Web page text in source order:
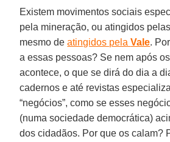
Existem movimentos sociais
pela mineração, ou atingidos
mesmo deatingidos pelaVale.
a essas pessoas? Se nem após
acontece, o que se dirá do dia a
cadernos e até revistas
“negócios”, como se esses
(numa sociedade democrática)
dos cidadãos. Por que os calam?